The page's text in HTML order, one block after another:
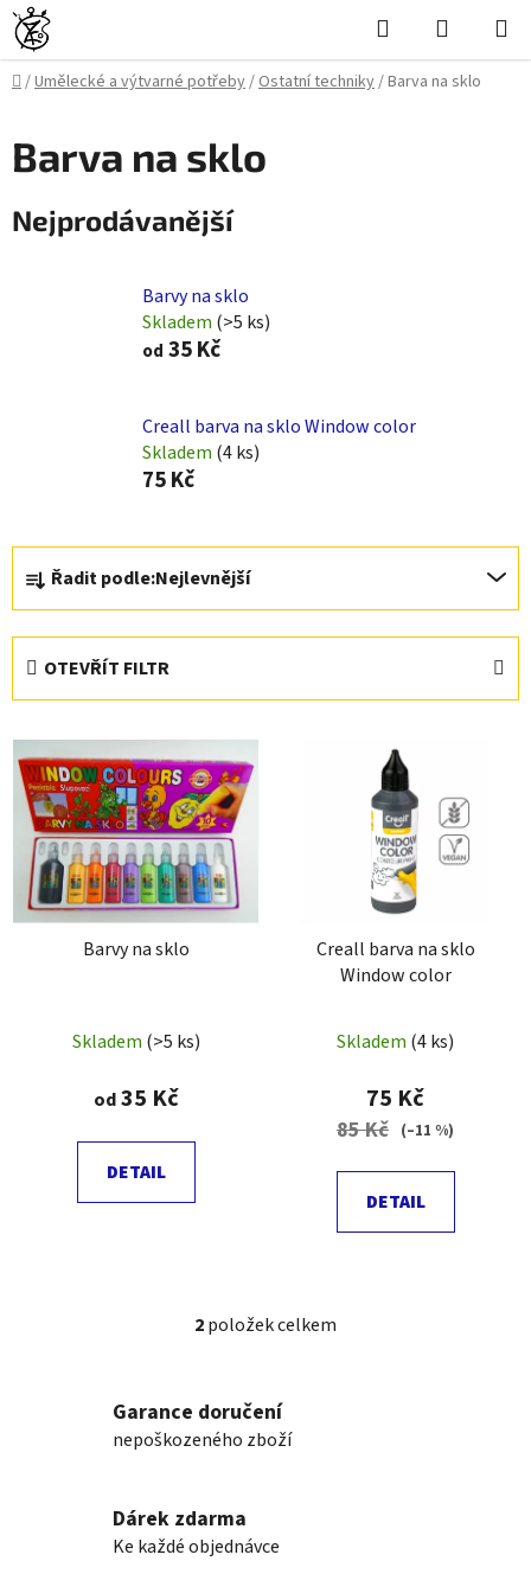
Přejít
na
obsah
Hledat
KOŠÍK
Domů
/Umělecké a výtvarné potřeby/Ostatní techniky/Barva na sklo
Barva na sklo
Nejprodávanější
Barvy na sklo
Skladem (>5 ks)
od 35 Kč
Creall barva na sklo Window color
Skladem (4 ks)
75 Kč
Ř
a
z
p
r
o
t
Řadit podle:Nejlevnější
OTEVŘÍT FILTR
V
ý
p
r
Barvy na sklo
Skladem (>5 ks)
od35 Kč
DETAIL
Creall barva na sklo
Window color
Skladem (4 ks)
75 Kč
85 Kč (–11 %)
DETAIL
O
á
d
p
2položek celkem
Garance doručení
nepoškozeného zboží
Dárek zdarma
Ke každé objednávce